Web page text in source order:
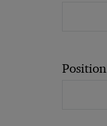
Position